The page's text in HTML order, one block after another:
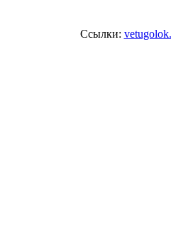
Ссылки: